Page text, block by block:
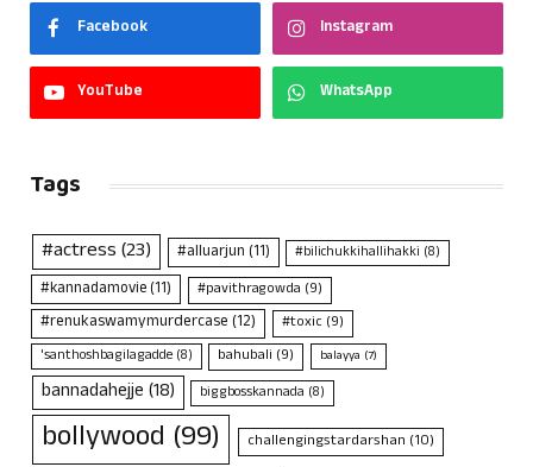
Facebook Instagram
YouTube WhatsApp
Tags
#actress(23) #alluarjun(11) #bilichukkihallihakki (8)
#kannadamovie(11) #pavithragowda (9)
#renukaswamymurdercase(12) #toxic(9)
'santhoshbagilagadde (8) bahubali (9) balayya (7)
bannadahejje(18) biggbosskannada (8)
bollywood (99) challengingstardarshan (10)